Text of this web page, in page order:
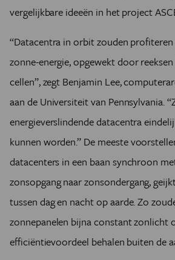
vergelijkbare ideeën in het project
“Datacentra in orbit zouden
zonne-energie, opgewekt door
cellen”, zegt Benjamin Lee,
aan de Universiteit van Pennsylvania.
energieverslindende datacentra
kunnen worden.” De meeste
datacenters in een baan synchroon
zonsopgang naar zonsondergang,
tussen dag en nacht op aarde. Zo
zonnepanelen bijna constant zonlicht
efficiëntievoordeel behalen buiten de